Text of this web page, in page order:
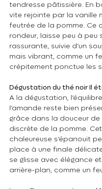
tendresse pâtissière. En
vite rejointe par la vanille
feutrée de la pomme. Ce
rondeur, laisse peu à peu
rassurante, suivie d’un
mais vibrant, comme un
crépitement ponctue les
Dégustation du thé noir Il
A la dégustation,
l’amande reste bien
grâce dans la douceur
discrète de la pomme.
chaleureuse s’épanouit
place à une finale
se glisse avec élégance
arrière-plan, comme un